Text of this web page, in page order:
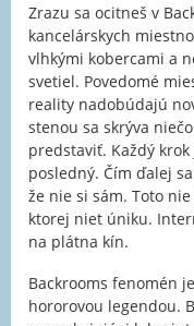
Zrazu sa ocitneš v
kancelárskych
vlhkými kobercami a
svetiel. Povedomé
reality nadobúdajú
stenou sa skrýva
predstaviť. Každý
posledný. Čím ďalej
že nie si sám. Toto
ktorej niet úniku.
na plátna kín.
Backrooms fenomén
hororovou legendou.